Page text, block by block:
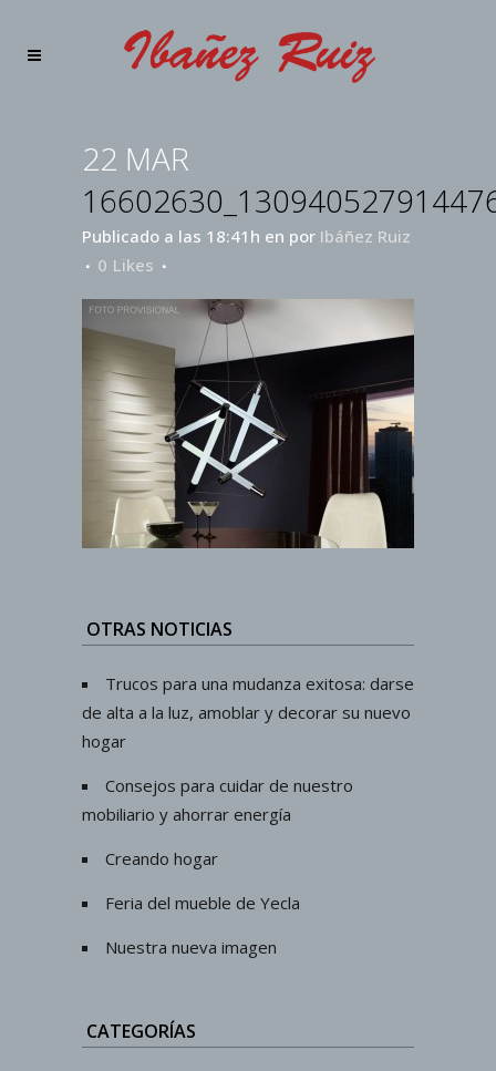
22 MAR
Publicado a las 18:41h en por Ibáñez Ruiz
0 Likes
OTRAS NOTICIAS
Trucos para una mudanza exitosa: darse
de alta a la luz, amoblar y decorar su nuevo
hogar
Consejos para cuidar de nuestro
mobiliario y ahorrar energía
Creando hogar
Feria del mueble de Yecla
Nuestra nueva imagen
CATEGORÍAS